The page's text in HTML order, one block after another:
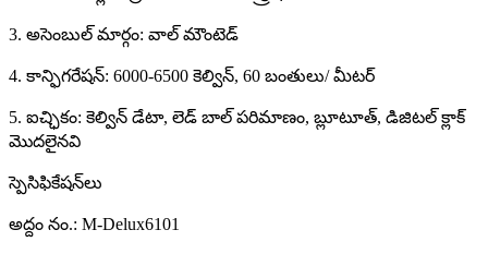
3. అసెంబుల్ మార్గం: వాల్ మౌంటెడ్
4. కాన్ఫిగరేషన్: 6000-6500 కెల్విన్, 60 బంతులు/ మీటర్
5. ఐచ్ఛికం: కెల్విన్ డేటా, లెడ్ బాల్ పరిమాణం, బ్లూటూత్, డిజిటల్ క్లాక్
మొదలైనవి
స్పెసిఫికేషన్‌లు
అద్దం నం.: M-Delux6101